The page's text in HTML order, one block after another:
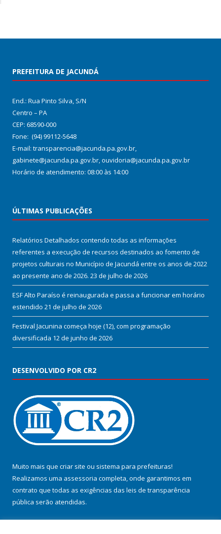
PREFEITURA DE JACUNDÁ
End.: Rua Pinto Silva, S/N
Centro – PA
CEP: 68590-000
Fone: (94) 99112-5648
E-mail: transparencia@jacunda.pa.gov.br,
gabinete@jacunda.pa.gov.br, ouvidoria@jacunda.pa.gov.br
Horário de atendimento: 08:00 às 14:00
ÚLTIMAS PUBLICAÇÕES
Relatórios Detalhados contendo todas as informações
referentes a execução de recursos destinados ao fomento de
projetos culturais no Município de Jacundá entre os anos de 2022
ao presente ano de 2026. 23 de julho de 2026
ESF Alto Paraíso é reinaugurada e passa a funcionar em horário
estendido 21 de julho de 2026
Festival Jacunina começa hoje (12), com programação
diversificada 12 de junho de 2026
DESENVOLVIDO POR CR2
Muito mais que criar site ou sistema para prefeituras!
Realizamos uma assessoria completa, onde garantimos em
contrato que todas as exigências das leis de transparência
pública serão atendidas.